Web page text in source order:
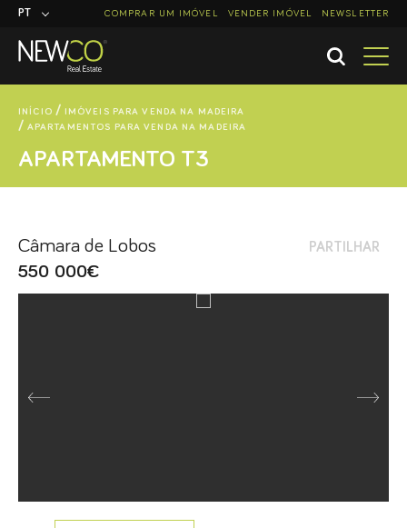
PT
COMPRAR UM IMÓVEL VENDER IMÓVEL NEWSLETTER
INÍCIO
IMÓVEIS PARA VENDA NA MADEIRA
APARTAMENTOS PARA VENDA NA MADEIRA
APARTAMENTO T3
Câmara de Lobos
550 000€
PARTILHAR